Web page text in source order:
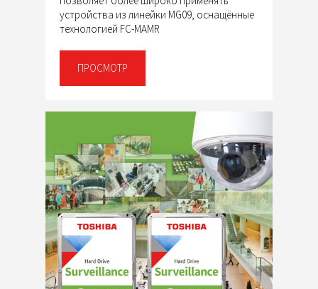
устройства из линейки MG09, оснащённые
технологией FC-MAMR
ПРОСМОТР